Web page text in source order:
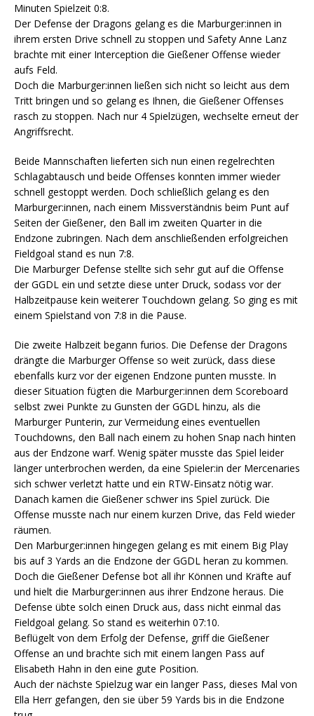
Minuten Spielzeit 0:8.
Der Defense der Dragons gelang es die Marburger:innen in
ihrem ersten Drive schnell zu stoppen und Safety Anne Lanz
brachte mit einer Interception die Gießener Offense wieder
aufs Feld.
Doch die Marburger:innen ließen sich nicht so leicht aus dem
Tritt bringen und so gelang es Ihnen, die Gießener Offenses
rasch zu stoppen. Nach nur 4 Spielzügen, wechselte erneut der
Angriffsrecht.
Beide Mannschaften lieferten sich nun einen regelrechten
Schlagabtausch und beide Offenses konnten immer wieder
schnell gestoppt werden. Doch schließlich gelang es den
Marburger:innen, nach einem Missverständnis beim Punt auf
Seiten der Gießener, den Ball im zweiten Quarter in die
Endzone zubringen. Nach dem anschließenden erfolgreichen
Fieldgoal stand es nun 7:8.
Die Marburger Defense stellte sich sehr gut auf die Offense
der GGDL ein und setzte diese unter Druck, sodass vor der
Halbzeitpause kein weiterer Touchdown gelang. So ging es mit
einem Spielstand von 7:8 in die Pause.
Die zweite Halbzeit begann furios. Die Defense der Dragons
drängte die Marburger Offense so weit zurück, dass diese
ebenfalls kurz vor der eigenen Endzone punten musste. In
dieser Situation fügten die Marburger:innen dem Scoreboard
selbst zwei Punkte zu Gunsten der GGDL hinzu, als die
Marburger Punterin, zur Vermeidung eines eventuellen
Touchdowns, den Ball nach einem zu hohen Snap nach hinten
aus der Endzone warf. Wenig später musste das Spiel leider
länger unterbrochen werden, da eine Spieler:in der Mercenaries
sich schwer verletzt hatte und ein RTW-Einsatz nötig war.
Danach kamen die Gießener schwer ins Spiel zurück. Die
Offense musste nach nur einem kurzen Drive, das Feld wieder
räumen.
Den Marburger:innen hingegen gelang es mit einem Big Play
bis auf 3 Yards an die Endzone der GGDL heran zu kommen.
Doch die Gießener Defense bot all ihr Können und Kräfte auf
und hielt die Marburger:innen aus ihrer Endzone heraus. Die
Defense übte solch einen Druck aus, dass nicht einmal das
Fieldgoal gelang. So stand es weiterhin 07:10.
Beflügelt von dem Erfolg der Defense, griff die Gießener
Offense an und brachte sich mit einem langen Pass auf
Elisabeth Hahn in den eine gute Position.
Auch der nächste Spielzug war ein langer Pass, dieses Mal von
Ella Herr gefangen, den sie über 59 Yards bis in die Endzone